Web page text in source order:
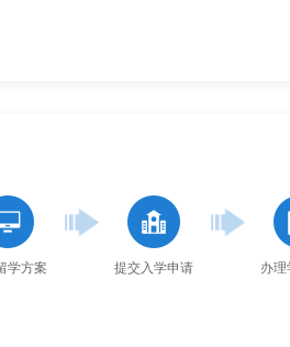
构。
学方案 提交入学申请 办